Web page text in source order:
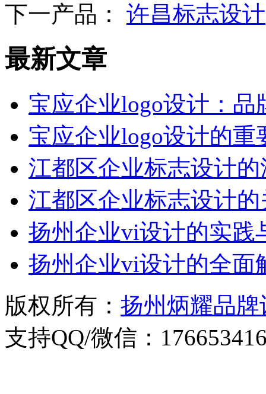
下一产品： 许昌标志设计
最新文章
宝应企业logo设计：品
宝应企业logo设计的重
江都区企业标志设计
江都区企业标志设计
扬州企业vi设计的实践
扬州企业vi设计的全面
版权所有： 扬州炳耀品
支持QQ/微信：